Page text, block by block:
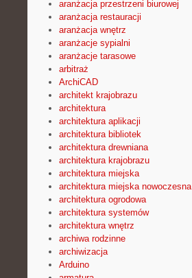
aranżacja przestrzeni biurowej
aranżacja restauracji
aranżacja wnętrz
aranżacje sypialni
aranżacje tarasowe
arbitraż
ArchiCAD
architekt krajobrazu
architektura
architektura aplikacji
architektura bibliotek
architektura drewniana
architektura krajobrazu
architektura miejska
architektura miejska nowoczesna
architektura ogrodowa
architektura systemów
architektura wnętrz
archiwa rodzinne
archiwizacja
Arduino